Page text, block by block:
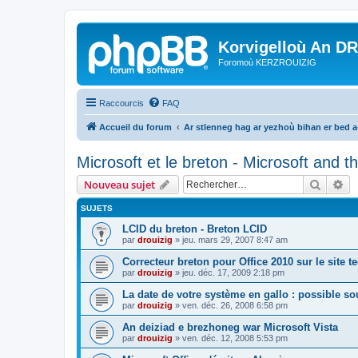
Korvigelloù An
Foromoù KERZROUIZIG
Raccourcis FAQ
Accueil du forum Ar stlenneg hag ar yezhoù bihan er bed
Microsoft et le breton - Microsoft and
Nouveau sujet
SUJETS
LCID du breton - Breton LCID
par drouizig » jeu. mars 29, 2007 8:47 am
Correcteur breton pour Office 2010 sur le site
par drouizig » jeu. déc. 17, 2009 2:18 pm
La date de votre système en gallo : possible
par drouizig » ven. déc. 26, 2008 6:58 pm
An deiziad e brezhoneg war Microsoft Vista
par drouizig » ven. déc. 12, 2008 5:53 pm